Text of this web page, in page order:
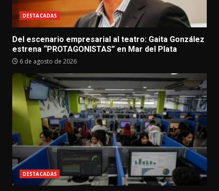
DESTACADAS
Del escenario empresarial al teatro: Gaita González
estrena “PROTAGONISTAS” en Mar del Plata
6 de agosto de 2026
DESTACADAS